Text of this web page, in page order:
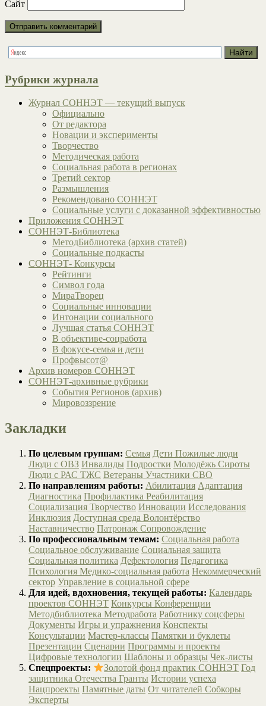
Сайт
Рубрики журнала
Журнал СОННЭТ — текущий выпуск
Официально
От редактора
Новации и эксперименты
Творчество
Методическая работа
Социальная работа в регионах
Третий сектор
Размышления
Рекомендовано СОННЭТ
Социальные услуги с доказанной эффективностью
Приложения СОННЭТ
СОННЭТ-Библиотека
МетодБиблиотека (архив статей)
Социальные подкасты
СОННЭТ- Конкурсы
Рейтинги
Символ года
МираТворец
Социальные инновации
Интонации социального
Лучшая статья СОННЭТ
В объективе-соцработа
В фокусе-семья и дети
Профвысот@
Архив номеров СОННЭТ
СОННЭТ-архивные рубрики
События Регионов (архив)
Мировоззрение
Закладки
По целевым группам: Семья Дети Пожилые люди
Люди с ОВЗ Инвалиды Подростки Молодёжь Сироты
Люди с РАС ТЖС Ветераны Участники СВО
По направлениям работы: Абилитация Адаптация
Диагностика Профилактика Реабилитация
Социализация Творчество Инновации Исследования
Инклюзия Доступная среда Волонтёрство
Наставничество Патронаж Сопровождение
По профессиональным темам: Социальная работа
Социальное обслуживание Социальная защита
Социальная политика Дефектология Педагогика
Психология Медико-социальная работа Некоммерческий
сектор Управление в социальной сфере
Для идей, вдохновения, текущей работы: Календарь
проектов СОННЭТ Конкурсы Конференции
Методбиблиотека Методработа Работнику соцсферы
Документы Игры и упражнения Конспекты
Консультации Мастер-классы Памятки и буклеты
Презентации Сценарии Программы и проекты
Цифровые технологии Шаблоны и образцы Чек-листы
Спецпроекты:
Золотой фонд практик СОННЭТ Год
защитника Отечества Гранты Истории успеха
Нацпроекты Памятные даты От читателей Собкоры
Эксперты